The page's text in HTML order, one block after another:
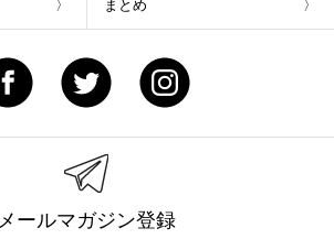
まとめ
メールマガジン登録